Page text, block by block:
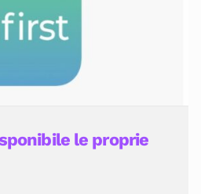
le proprie